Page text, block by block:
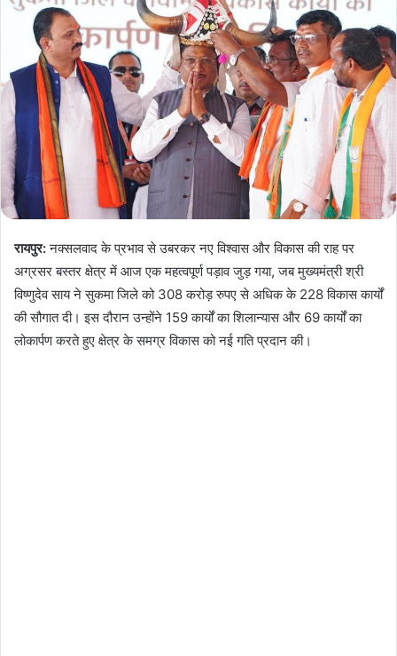
रायपुर:नक्सलवाद के प्रभाव से उबरकर नए विश्वास और विकास की राह पर
अग्रसर बस्तर क्षेत्र में आज एक महत्वपूर्ण पड़ाव जुड़ गया, जब मुख्यमंत्री श्री
विष्णुदेव साय ने सुकमा जिले को 308 करोड़ रुपए से अधिक के 228 विकास कार्यों
की सौगात दी। इस दौरान उन्होंने 159 कार्यों का शिलान्यास और 69 कार्यों का
लोकार्पण करते हुए क्षेत्र के समग्र विकास को नई गति प्रदान की।